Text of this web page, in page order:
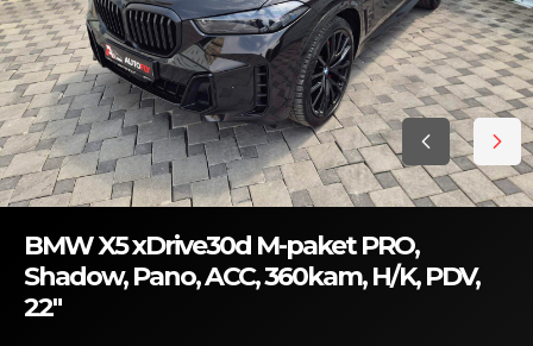
BMW X5 xDrive30d M-paket PRO,
Shadow, Pano, ACC, 360kam, H/K, PDV,
22"